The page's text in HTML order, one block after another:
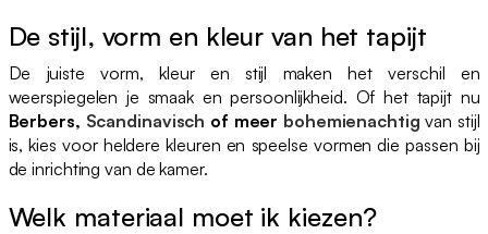
De stijl, vorm en kleur van het tapijt
De juiste vorm, kleur en stijl maken het verschil en
weerspiegelen je smaak en persoonlijkheid. Of het tapijt nu
Berbers, Scandinavisch of meer bohemienachtig van stijl
is, kies voor heldere kleuren en speelse vormen die passen bij
de inrichting van de kamer.
Welk materiaal moet ik kiezen?